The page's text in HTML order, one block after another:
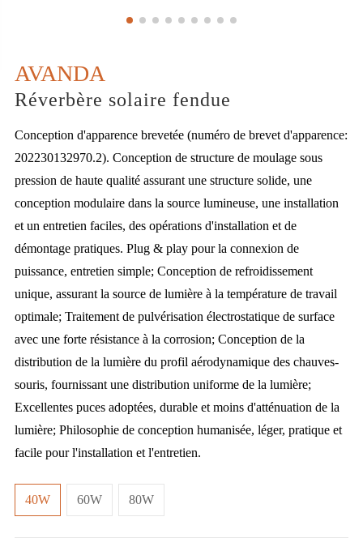
AVANDA
Réverbère solaire fendue
Conception d'apparence brevetée (numéro de brevet d'apparence:
202230132970.2). Conception de structure de moulage sous
pression de haute qualité assurant une structure solide, une
conception modulaire dans la source lumineuse, une installation
et un entretien faciles, des opérations d'installation et de
démontage pratiques. Plug & play pour la connexion de
puissance, entretien simple; Conception de refroidissement
unique, assurant la source de lumière à la température de travail
optimale; Traitement de pulvérisation électrostatique de surface
avec une forte résistance à la corrosion; Conception de la
distribution de la lumière du profil aérodynamique des chauves-
souris, fournissant une distribution uniforme de la lumière;
Excellentes puces adoptées, durable et moins d'atténuation de la
lumière; Philosophie de conception humanisée, léger, pratique et
facile pour l'installation et l'entretien.
40W 60W 80W